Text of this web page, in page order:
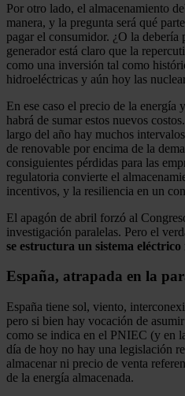
Por otro lado, el almacenamiento
manera, y la pregunta será qué
pagar el consumidor. ¿O la debería
generador está claro que la
como una inversión tal como
hidroeléctricas y aún hoy las
En ese caso el precio de la energía
habrá de sumar estos nuevos
largo del año hay muchos
de renovable por encima de la
consiguientes pérdidas para las
regulatoria convierte el
incentivos, y la resiliencia en un
El apagón de abril forzó al
investigación paralelas. Pero el
se estructura un sistema
España, atrapada en la
España tiene sol, viento,
pero si bien hay vocación de
como se indica en el PNIEC (y en
día de hoy no hay una legislación
almacenar ni precio de venta
de la energía almacenada.